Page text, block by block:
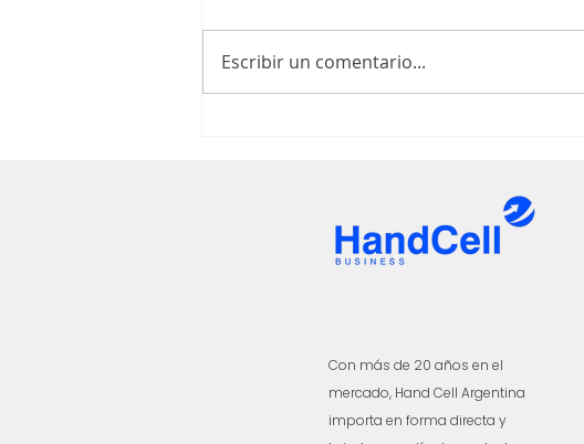
Escribir un comentario...
Con más de 20 años en el
mercado, Hand Cell Argentina
importa en forma directa y